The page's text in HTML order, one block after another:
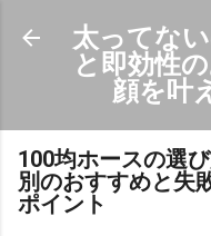
スキップし
太ってな
と即効性
顔を叶
100均ホースの選
別のおすすめと失
ポイント